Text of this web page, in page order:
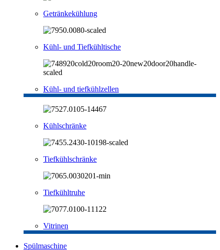
Getränkekühlung
Kühl- und Tiefkühltische
Kühl- und tiefkühlzellen
Kühlschränke
Tiefkühlschränke
Tiefkühltruhe
Vitrinen
Spülmaschine